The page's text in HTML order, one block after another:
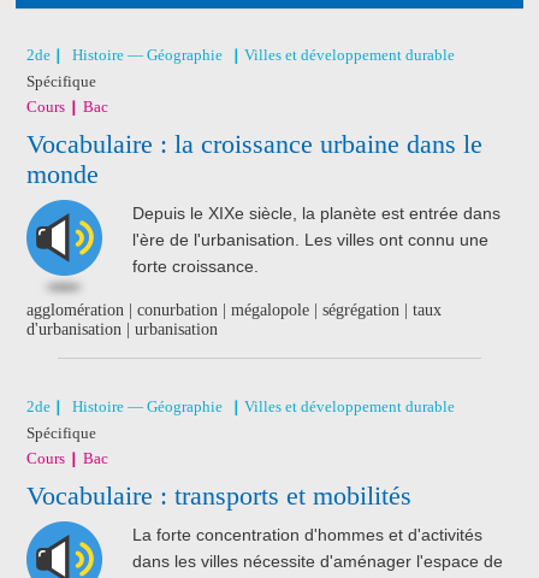
2de Histoire — Géographie
Villes et développement durable
Spécifique
Cours
Bac
Vocabulaire : la croissance urbaine dans le
monde
Depuis le XIXe siècle, la planète est entrée dans
l'ère de l'urbanisation. Les villes ont connu une
forte croissance.
agglomération | conurbation | mégalopole | ségrégation | taux
d'urbanisation | urbanisation
2de Histoire — Géographie
Villes et développement durable
Spécifique
Cours
Bac
Vocabulaire : transports et mobilités
La forte concentration d'hommes et d'activités
dans les villes nécessite d'aménager l'espace de